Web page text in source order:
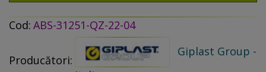
Cod: ABS-31251-QZ-22-04
Producători:
Giplast Group -